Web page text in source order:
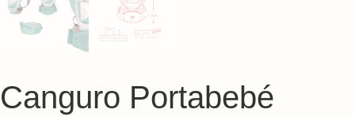
Canguro Portabebé